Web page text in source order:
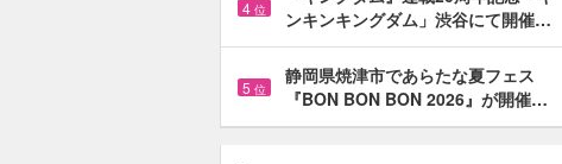
4 位
ンキンキングダム」渋谷にて開催…
5 位
静岡県焼津市であらたな夏フェス
『BON BON BON 2026』が開催…